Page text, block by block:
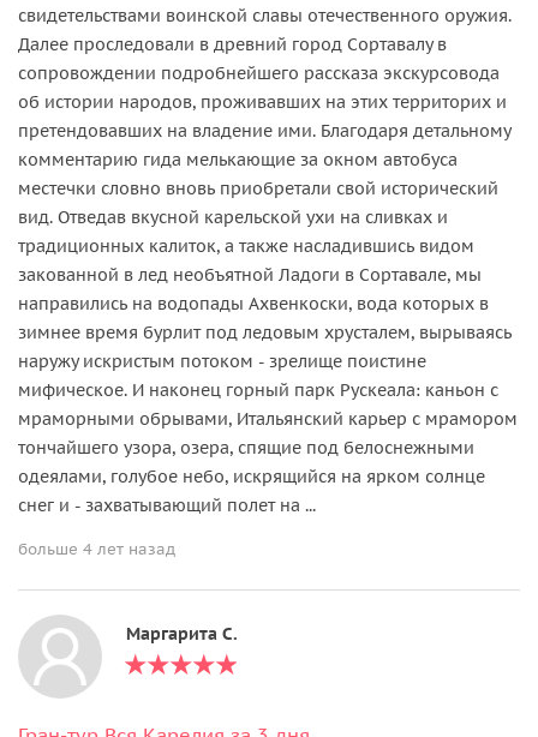
свидетельствами воинской славы отечественного оружия.
Далее проследовали в древний город Сортавалу в
сопровождении подробнейшего рассказа экскурсовода
об истории народов, проживавших на этих территорих и
претендовавших на владение ими. Благодаря детальному
комментарию гида мелькающие за окном автобуса
местечки словно вновь приобретали свой исторический
вид. Отведав вкусной карельской ухи на сливках и
традиционных калиток, а также насладившись видом
закованной в лед необъятной Ладоги в Сортавале, мы
направились на водопады Ахвенкоски, вода которых в
зимнее время бурлит под ледовым хрусталем, вырываясь
наружу искристым потоком - зрелище поистине
мифическое. И наконец горный парк Рускеала: каньон с
мраморными обрывами, Итальянский карьер с мрамором
тончайшего узора, озера, спящие под белоснежными
одеялами, голубое небо, искрящийся на ярком солнце
снег и - захватывающий полет на ...
больше 4 лет назад
Маргарита С.